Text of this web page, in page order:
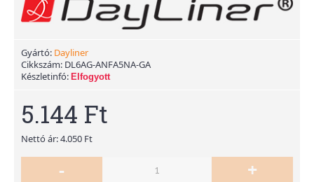
Gyártó: Dayliner
Cikkszám: DL6AG-ANFA5NA-GA
Készletinfó: Elfogyott
5.144 Ft
Nettó ár: 4.050 Ft
- +